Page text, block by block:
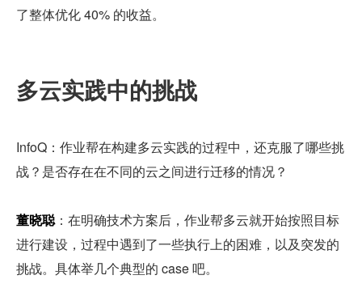
了整体优化 40% 的收益。
多云实践中的挑战
InfoQ：作业帮在构建多云实践的过程中，还克服了哪些挑
战？是否存在在不同的云之间进行迁移的情况？
董晓聪：在明确技术方案后，作业帮多云就开始按照目标
进行建设，过程中遇到了一些执行上的困难，以及突发的
挑战。具体举几个典型的 case 吧。